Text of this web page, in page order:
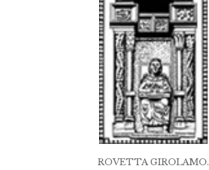
ROVETTA GIROLAMO.